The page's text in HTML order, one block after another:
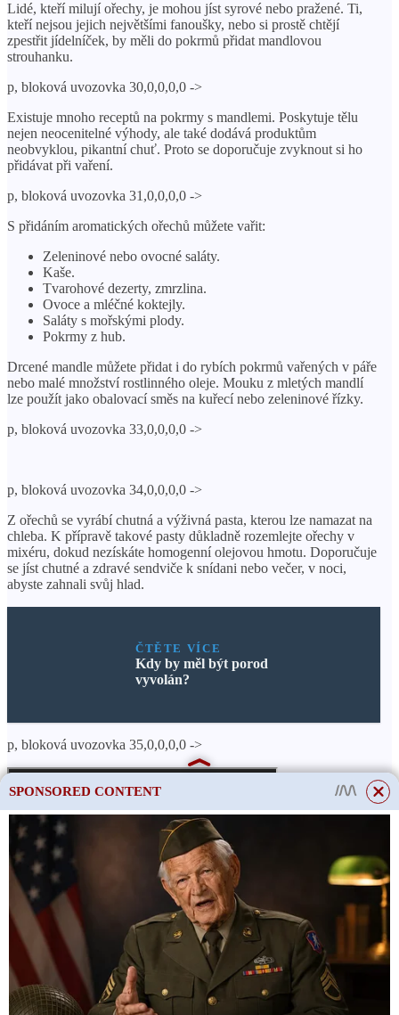
Lidé, kteří milují ořechy, je mohou jíst syrové nebo pražené. Ti,
kteří nejsou jejich největšími fanoušky, nebo si prostě chtějí
zpestřit jídelníček, by měli do pokrmů přidat mandlovou
strouhanku.
p, bloková uvozovka 30,0,0,0,0 ->
Existuje mnoho receptů na pokrmy s mandlemi. Poskytuje tělu
nejen neocenitelné výhody, ale také dodává produktům
neobvyklou, pikantní chuť. Proto se doporučuje zvyknout si ho
přidávat při vaření.
p, bloková uvozovka 31,0,0,0,0 ->
S přidáním aromatických ořechů můžete vařit:
Zeleninové nebo ovocné saláty.
Kaše.
Tvarohové dezerty, zmrzlina.
Ovoce a mléčné koktejly.
Saláty s mořskými plody.
Pokrmy z hub.
Drcené mandle můžete přidat i do rybích pokrmů vařených v páře
nebo malé množství rostlinného oleje. Mouku z mletých mandlí
lze použít jako obalovací směs na kuřecí nebo zeleninové řízky.
p, bloková uvozovka 33,0,0,0,0 ->
p, bloková uvozovka 34,0,0,0,0 ->
Z ořechů se vyrábí chutná a výživná pasta, kterou lze namazat na
chleba. K přípravě takové pasty důkladně rozemlejte ořechy v
mixéru, dokud nezískáte homogenní olejovou hmotu. Doporučuje
se jíst chutné a zdravé sendviče k snídani nebo večer, v noci,
abyste zahnali svůj hlad.
ČTĚTE VÍCE
Kdy by měl být porod
vyvolán?
p, bloková uvozovka 35,0,0,0,0 ->
p, bloková uvozovka 36,0,0,0,0 ->
Výsledky samostatných studií ukazují, že k úbytku
hmotnosti u lidí, kteří denně konzumovali mandle,
došlo výhradně kvůli nahrazení ořechů potravinami
používanými jako svačina.
SPONSORED CONTENT